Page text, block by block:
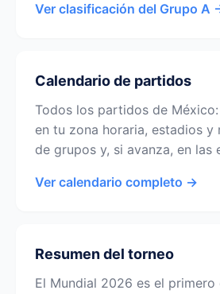
Ver clasificación del Grupo A
Calendario de partidos
Todos los partidos de
en tu zona horaria, estadios y
de grupos y, si avanza, en las
Ver calendario completo →
Resumen del torneo
El Mundial 2026 es el primero